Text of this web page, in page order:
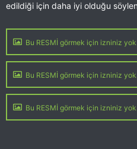
edildiği için daha iyi olduğu
Bu RESMİ görmek için izniniz
Bu RESMİ görmek için izniniz
Bu RESMİ görmek için izniniz